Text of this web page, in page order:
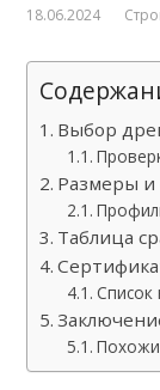
18.06.2024
Выбор
Размеры и
Таблица